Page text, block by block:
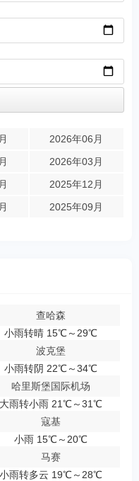
2026年06月
2026年03月
2025年12月
2025年09月
查哈森
小雨转晴 15℃～29℃
波克堡
小雨转阴 22℃～34℃
哈里斯堡国际机场
大雨转小雨 21℃～31℃
寇基
小雨 15℃～20℃
马赛
小雨转多云 19℃～28℃